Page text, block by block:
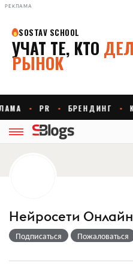
РЕКЛАМА
Нейросети Онлайн
Подписаться Пожаловаться